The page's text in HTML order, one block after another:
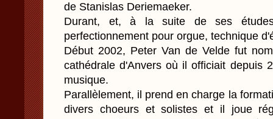
de Stanislas Deriemaeker.
Durant, et, à la suite de ses
perfectionnement pour orgue, technique
Début 2002, Peter Van de Velde fut
cathédrale d'Anvers où il officiait depuis
musique.
Parallèlement, il prend en charge la
divers choeurs et solistes et il joue